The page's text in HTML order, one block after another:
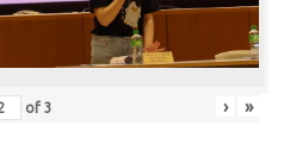
of3 › »